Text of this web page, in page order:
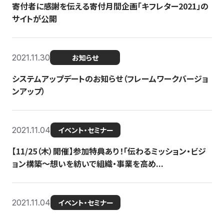
寄付者に感謝を伝える寄付月間企画「キフレター2021」の
サイトが公開
2021.11.30 お知らせ
システムアップデートのお知らせ（フレームワークバージョ
ンアップ）
2021.11.04 イベント・セミナー
【11/25（木）開催】参加特典あり！「伝わるミッション・ビジ
ョン構築〜想いを紡いで組織・事業を高め...
2021.11.04 イベント・セミナー